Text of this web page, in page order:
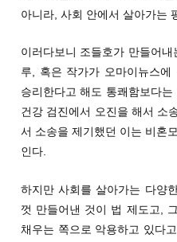
아니라, 사회 안에서 살아가는
이러다보니 조들호가 만들어
루, 혹은 작가가 오마이뉴스에
승리한다고 해도 통쾌함보다
건강 검진에서 오진을 해서 소
서 소송을 제기했던 이는 비혼
인다.
하지만 사회를 살아가는 다양
껏 만들어낸 것이 법 제도고,
채우는 쪽으로 악용하고 있다